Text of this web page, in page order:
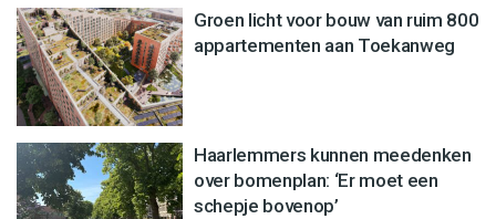
Groen licht voor bouw van ruim 800
appartementen aan Toekanweg
Haarlemmers kunnen meedenken
over bomenplan: ‘Er moet een
schepje bovenop’